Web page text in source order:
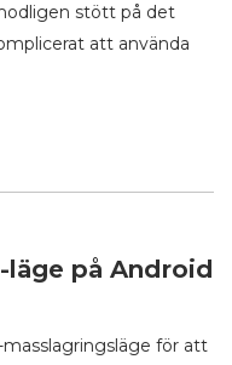
stött på det
att använda
läge på Android
för att